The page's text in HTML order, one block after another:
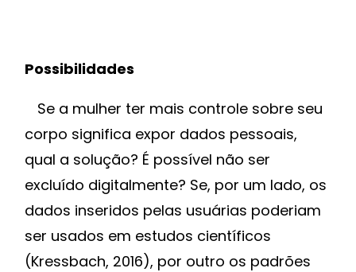
Possibilidades
Se a mulher ter mais controle sobre seu
corpo significa expor dados pessoais,
qual a solução? É possível não ser
excluído digitalmente? Se, por um lado, os
dados inseridos pelas usuárias poderiam
ser usados em estudos científicos
(Kressbach, 2016), por outro os padrões